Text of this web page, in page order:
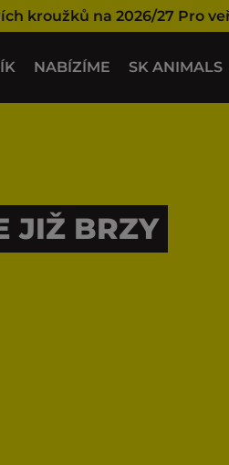
kroužků na 2026/27 Pro
NABÍZÍME SK ANIMALS
JIŽ BRZY